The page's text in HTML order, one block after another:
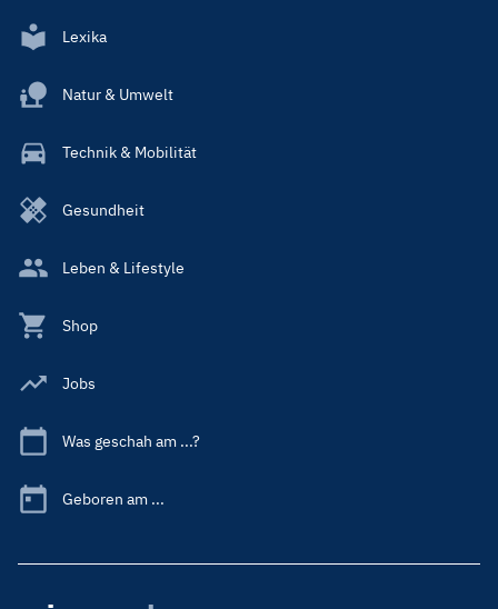
Lexika
Natur & Umwelt
Technik & Mobilität
Gesundheit
Leben & Lifestyle
Shop
Jobs
Was geschah am ...?
Geboren am ...